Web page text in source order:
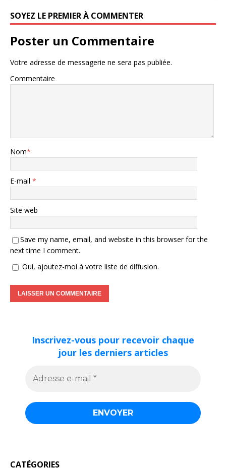
SOYEZ LE PREMIER À COMMENTER
Poster un Commentaire
Votre adresse de messagerie ne sera pas publiée.
Commentaire
Nom*
E-mail *
Site web
Save my name, email, and website in this browser for the
next time I comment.
Oui, ajoutez-moi à votre liste de diffusion.
Inscrivez-vous pour recevoir chaque
jour les derniers articles
CATÉGORIES